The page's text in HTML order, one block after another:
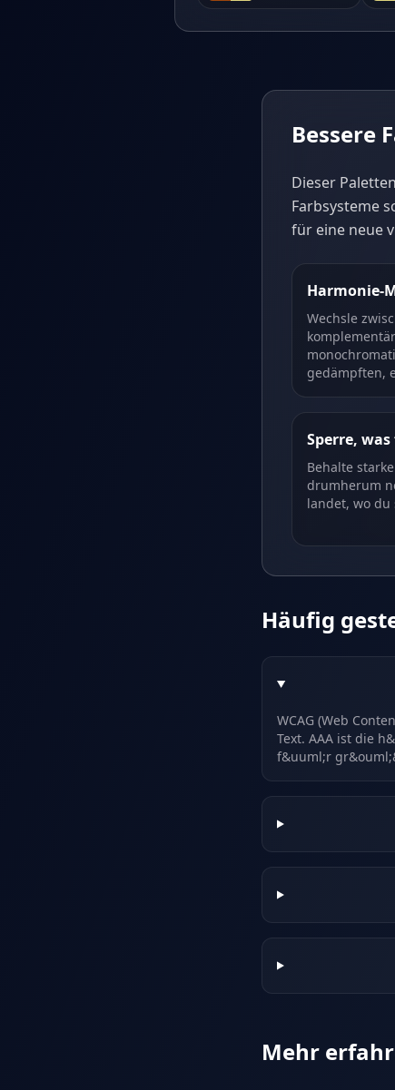
Bessere
Dieser
Farbsysteme
für eine neue
Harmonie-
Wechsle
gedämpften,
Sperre,
Behalte
drumherum
landet, wo du
Häufig
WCAG (Web
Text. AAA ist die
f&uuml;r
Mehr